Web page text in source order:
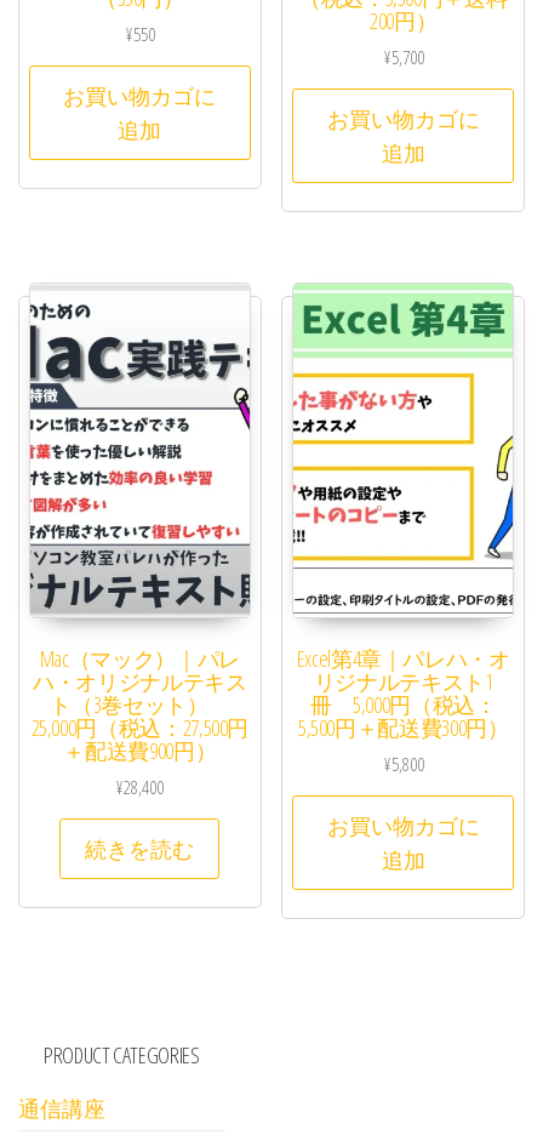
¥550
お買い物カゴに
追加
200円）
¥5,700
お買い物カゴに
追加
Mac（マック）｜パレ
ハ・オリジナルテキス
ト（3巻セット）
25,000円（税込：27,500円
＋配送費900円）
¥28,400
続きを読む
Excel第4章｜パレハ・オ
リジナルテキスト1
冊 5,000円（税込：
5,500円＋配送費300円）
¥5,800
お買い物カゴに
追加
PRODUCT CATEGORIES
通信講座